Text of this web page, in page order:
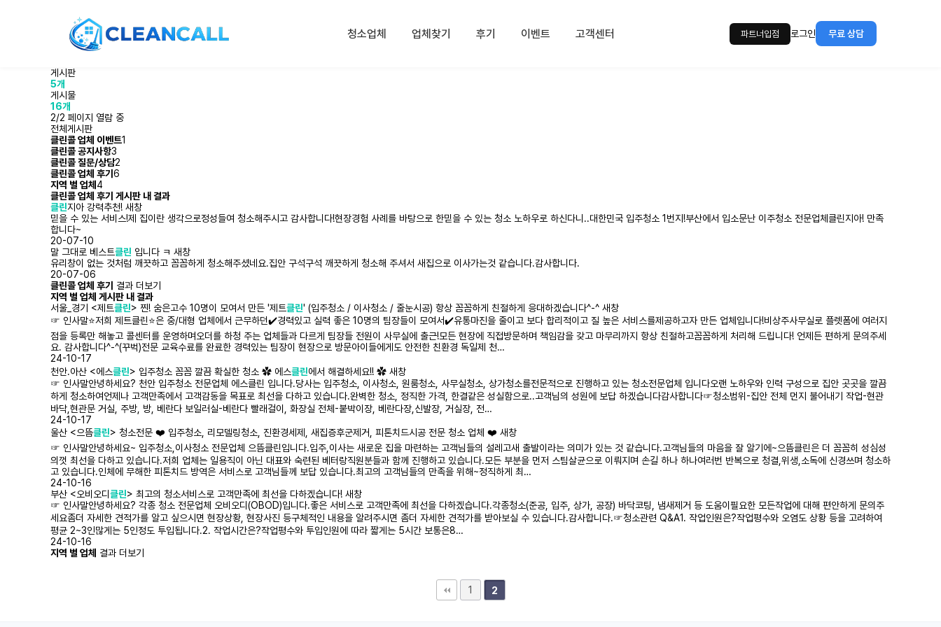
청소업체 업체찾기 후기 이벤트 고객센터 파트너입점 로그인 무료 상담
AND
게시판
5개
게시물
16개
2/2 페이지 열람 중
전체게시판
클린콜 업체 이벤트1
클린콜 공지사항3
클린콜 질문/상담2
클린콜 업체 후기 6
지역 별 업체 4
클린콜 업체 후기 게시판 내 결과
클린지아 강력추천! 새창
믿을 수 있는 서비스!​제 집이란 생각으로정성들여 청소해주시고 감사합니다!​현장경험 사례를 바탕으로 한믿을 수 있는 청소 노하우로 하신다니..​대한민국 입주청소 1번지!부산에서 입소문난 이주청소 전문업체​클린지아! 만족
합니다~
20-07-10
말 그대로 베스트클린 입니다 ㅋ 새창
유리창이 없는 것처럼 깨끗하고 꼼꼼하게 청소해주셨네요.집안 구석구석 깨끗하게 청소해 주셔서 새집으로 이사가는것 같습니다.감사합니다.
20-07-06
클린콜 업체 후기
결과 더보기
지역 별 업체 게시판 내 결과
서울_경기 <제트클린> 찐! 숨은고수 10명이 모여서 만든 '제트클린' (입주청소 / 이사청소 / 줄눈시공) 항상 꼼꼼하게 친절하게 응대하겠습니다^-^ 새창
☞ 인사말⭐️저희 제트클린⭐️은 중/대형 업체에서 근무하던✔️경력있고 실력 좋은 10명의 팀장들이 모여서✔️유통마진을 줄이고 보다 합리적이고 질 높은 서비스를제공하고자 만든 업체입니다!비상주사무실로 플렛폼에 여러지
점을 등록만 해놓고 콜센터를 운영하며오더를 하청 주는 업체들과 다르게 팀장들 전원이 사무실에 출근!모든 현장에 직접방문하며 책임감을 갖고 마무리까지 항상 친절하고꼼꼼하게 처리해 드립니다! 언제든 편하게 문의주세
요. 감사합니다^-^(꾸벅)전문 교육수료를 완료한 경력있는 팀장이 현장으로 방문아이들에게도 안전한 친환경 독일제 천…
24-10-17
천안.아산 <에스클린> 입주청소 꼼꼼 깔끔 확실한 청소 ✿ 에스클린에서 해결하세요!! ✿ 새창
☞ 인사말안녕하세요? 천안 입주청소 전문업체 에스클린 입니다.당사는 입주청소, 이사청소, 원룸청소, 사무실청소, 상가청소를전문적으로 진행하고 있는 청소전문업체 입니다오랜 노하우와 인력 구성으로 집안 곳곳을 깔끔
하게 청소하여언제나 고객만족에서 고객감동을 목표로 최선을 다하고 있습니다.완벽한 청소, 정직한 가격, 한결같은 성실함으로..고객님의 성원에 보답 하겠습니다감사합니다☞청소범위-집안 전체 먼지 불어내기 작업-현관
바닥,현관문 거실, 주방, 방, 베란다 보일러실-베란다 빨래걸이, 화장실 전체-붙박이장, 베란다장,신발장, 거실장, 전…
24-10-17
울산 <으뜸클린> 청소전문 ❤️ 입주청소, 리모델링청소, 진환경세제, 새집증후군제거, 피톤치드시공 전문 청소 업체 ❤️ 새창
☞ 인사말안녕하세요~ 입주청소,이사청소 전문업체 으뜸클린입니다.입주,이사는 새로운 집을 마련하는 고객님들의 설레고새 출발이라는 의미가 있는 것 같습니다.고객님들의 마음을 잘 알기에~으뜸클린은 더 꼼꼼히 성심성
의껏 최선을 다하고 있습니다.저희 업체는 일용직이 아닌 대표와 숙련된 베터랑직원분들과 함께 진행하고 있습니다.모든 부분을 먼저 스팀살균으로 이뤄지며 손길 하나 하나여러번 반복으로 청결,위생,소독에 신경쓰며 청소하
고 있습니다.인체에 무해한 피톤치드 방역은 서비스로 고객님들께 보답 있습니다.최고의 고객님들의 만족을 위해~정직하게 최…
24-10-16
부산 <오비오디 클린> 최고의 청소서비스로 고객만족에 최선을 다하겠습니다! 새창
☞ 인사말안녕하세요? 각종 청소 전문업체 오비오디(OBOD)입니다.좋은 서비스로 고객만족에 최선을 다하겠습니다.각종청소(준공, 입주, 상가, 공장) 바닥코팅, 냄새제거 등 도움이필요한 모든작업에 대해 편안하게 문의주
세요좀더 자세한 견적가를 알고 싶으시면 현장상황, 현장사진 등구체적인 내용을 알려주시면 좀더 자세한 견적가를 받아보실 수 있습니다.감사합니다.☞청소관련 Q&A1. 작업인원은?작업평수와 오염도 상황 등을 고려하여
평균 2~3인많게는 5인정도 투입됩니다.2. 작업시간은?작업평수와 투입인원에 따라 짧게는 5시간 보통은8…
24-10-16
지역 별 업체
결과 더보기
1 2